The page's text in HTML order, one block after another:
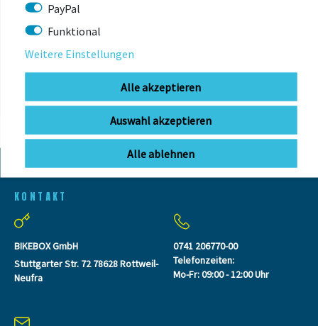
ANGESEHEN
KONTAKT
BIKEBOX GmbH
Stuttgarter Str. 72 78628 Rottweil-
Neufra
0741 206770-00
Telefonzeiten:
Mo-Fr: 09:00 - 12:00 Uhr
PayPal
Funktional
Weitere Einstellungen
Alle akzeptieren
Auswahl akzeptieren
Alle ablehnen